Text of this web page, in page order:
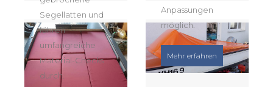
Segellatten und
führen
umfangreiche
Material-Checks
durch.
Anpassungen
möglich.
Mehr erfahren “Reparatur von